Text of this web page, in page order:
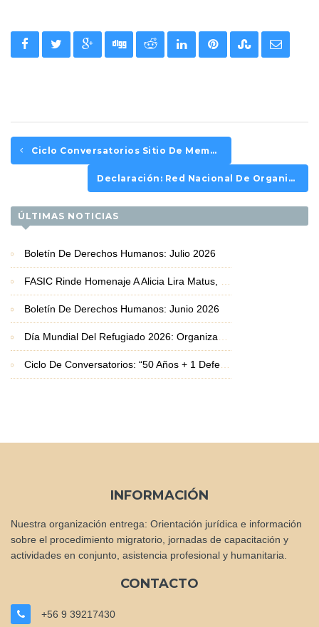
Ciclo Conversatorios Sitio De Memoria FASIC: En Vivo Con El Defensor De DD.HH. Gaby Rivera
Declaración: Red Nacional De Organizaciones Migrantes Y Promigrantes Sobre Preinforme De Contraloría
ÚLTIMAS NOTICIAS
Boletín De Derechos Humanos: Julio 2026
FASIC Rinde Homenaje A Alicia Lira Matus, Premio Nacional De Derechos Humanos 2026
Boletín De Derechos Humanos: Junio 2026
Día Mundial Del Refugiado 2026: Organizaciones Basadas En La Fe Exigen Protección Frente A La Crisis De Desplazamiento
Ciclo De Conversatorios: “50 Años + 1 Defendiendo La Vida Y Los Derechos Humanos”
INFORMACIÓN
Nuestra organización entrega: Orientación jurídica e información
sobre el procedimiento migratorio, jornadas de capacitación y
actividades en conjunto, asistencia profesional y humanitaria.
CONTACTO
+56 9 39217430